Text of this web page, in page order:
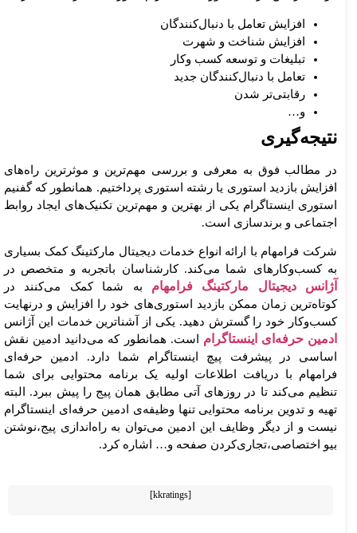
افزایش تعامل با دنبال‌کنندگان
افزایش شناخت و شهرت
تبلیغات و توسعه کسب وکار
تعامل با دنبال‌کنندگان جدید
رقابتی‌تر شدن
و…
نتیجه‌گیری
در مطالب فوق به معرفی و بررسی مهم‌ترین و موثرترین راه‌های
افزایش بازدید استوری یا رشته استوری پرداختیم. همانطور که گفنیم
استوری اینستاگرام یکی از بهترین و مهم‌ترین تکنیک‌های ایجاد روابط
اجتماعی و برندسازی است.
شرکت فرامهام با ارائه انواع خدمات دیجیتال مارکتینگ کمک بسیاری
به کسب‌وکارهای شما می‌کند. کارشناسان باتجربه و متخصص در
آژانس دیجیتال مارکتینگ فرامهام به شما کمک می‌کنند در
کوتاه‌ترین زمان ممکن بازدید استوری‌های خود را افزایش و درنهایت
کسب‌وکار خود را گسترش دهید. یکی از آشناترین خدمات این آژانس
ادمین حرفه‌ای اینستاگرام است. همانطور که می‌دانید ادمین نقش
اساسی در پیشرفت پیچ اینستاگرام شما دارد. ادمین حرفه‌ای
فرامهام با دریافت اطلاعات اولیه یک برنامه محتوایی برای شما
تنظیم می‌کند تا در روزهای آتی مطابق همان پیج را پیش ببرد. البته
تهیه و تدوین برنامه محتوایی تنها وظیفه‌ی ادمین حرفه‌ای اینستاگرام
نیست و از دیگر وظایف این ادمین می‌توان به راه‌اندازی پیج،نوشتن
بیو اختصاصی،تجاری‌کردن صفحه و… اشاره کرد.
[kkratings]